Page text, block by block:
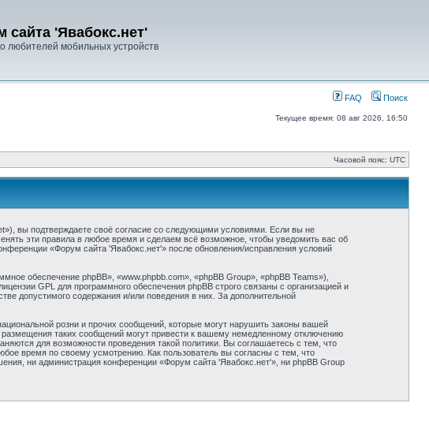
сайта 'Явабокс.нет'
любителей мобильных устройств
FAQ Поиск
Текущее время: 08 авг 2026, 16:50
Часовой пояс: UTC
вы подтверждаете своё согласие со следующими условиями. Если вы не
эти правила в любое время и сделаем всё возможное, чтобы уведомить вас об
«Форум сайта 'Явабокс.нет'» после обновления/исправления условий
обеспечение phpBB», «www.phpbb.com», «phpBB Group», «phpBB Teams»),
GPL для программного обеспечения phpBB строго связаны с организацией и
допустимого содержания и/или поведения в них. За дополнительной
розни и прочих сообщений, которые могут нарушить законы вашей
таких сообщений могут привести к вашему немедленному отключению
для возможности проведения такой политики. Вы соглашаетесь с тем, что
время по своему усмотрению. Как пользователь вы согласны с тем, что
ни администрация конференции «Форум сайта 'Явабокс.нет'», ни phpBB Group